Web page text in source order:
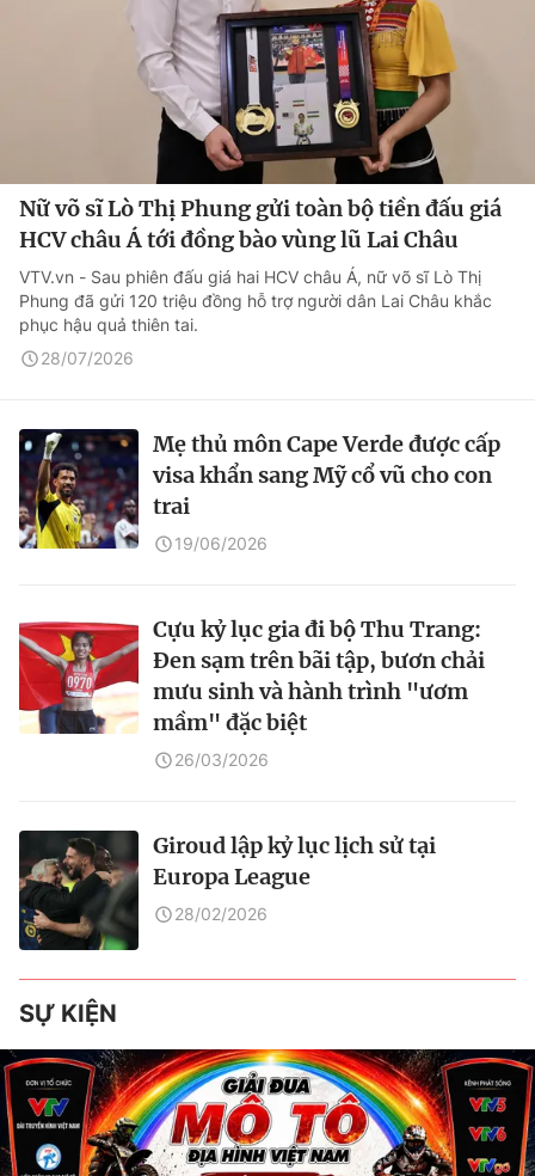
Nữ võ sĩ Lò Thị Phung gửi toàn bộ tiền đấu giá
HCV châu Á tới đồng bào vùng lũ Lai Châu
VTV.vn - Sau phiên đấu giá hai HCV châu Á, nữ võ sĩ Lò Thị
Phung đã gửi 120 triệu đồng hỗ trợ người dân Lai Châu khắc
phục hậu quả thiên tai.
28/07/2026
Mẹ thủ môn Cape Verde được cấp
visa khẩn sang Mỹ cổ vũ cho con
trai
19/06/2026
Cựu kỷ lục gia đi bộ Thu Trang:
Đen sạm trên bãi tập, bươn chải
mưu sinh và hành trình "ươm
mầm" đặc biệt
26/03/2026
Giroud lập kỷ lục lịch sử tại
Europa League
28/02/2026
SỰ KIỆN